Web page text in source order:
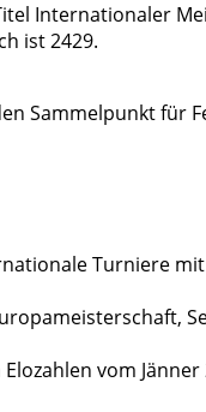
Internationaler
ist 2429.
Sammelpunkt für
Turniere
vom